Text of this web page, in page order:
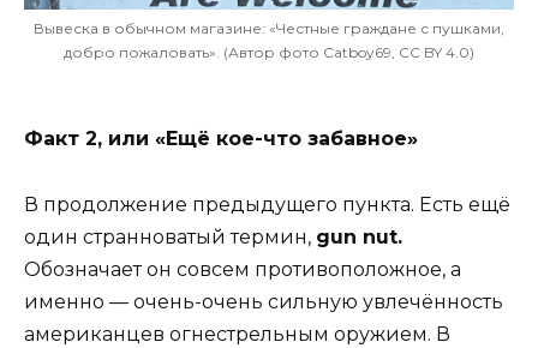
Вывеска в обычном магазине: «Честные граждане с пушками,
добро пожаловать». (Автор фото Catboy69, CC BY 4.0)
Факт 2, или «Ещё кое-что забавное»
В продолжение предыдущего пункта. Есть ещё
один странноватый термин, gun nut.
Обозначает он совсем противоположное, а
именно — очень-очень сильную увлечённость
американцев огнестрельным оружием. В